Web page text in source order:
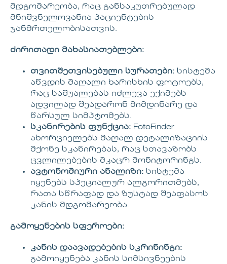
მდგომარეობა, რაც განსაკუთრებულად
მნიშვნელოვანია პაციენტების
ჯანმრთელობისათვის.
ძირითადი მახასიათებლები:
თვითშეთვისებული სურათები: სისტემა
აწვდის მაღალი ხარისხის ფოტოებს,
რაც საშუალებას იძლევა ექიმებს
ადვილად შეადარონ მიმდინარე და
წარსულ სიმპტომებს.
სკანირების ფუნქცია: FotoFinder
ახორციელებს მაღალ დეტალიზაციის
მქონე სკანირებას, რაც სთავაზობს
ცვლილებების მკაცრ მონიტორინგს.
ავტონომიური ანალიზი: სისტემა
იყენებს სპეციალურ ალგორითმებს,
რათა სწრაფად და ზუსტად შეაფასოს
კანის მდგომარეობა.
გამოყენების სფეროები:
კანის დაავადებების სკრინინგი:
გამოიყენება კანის სიმსივნეების